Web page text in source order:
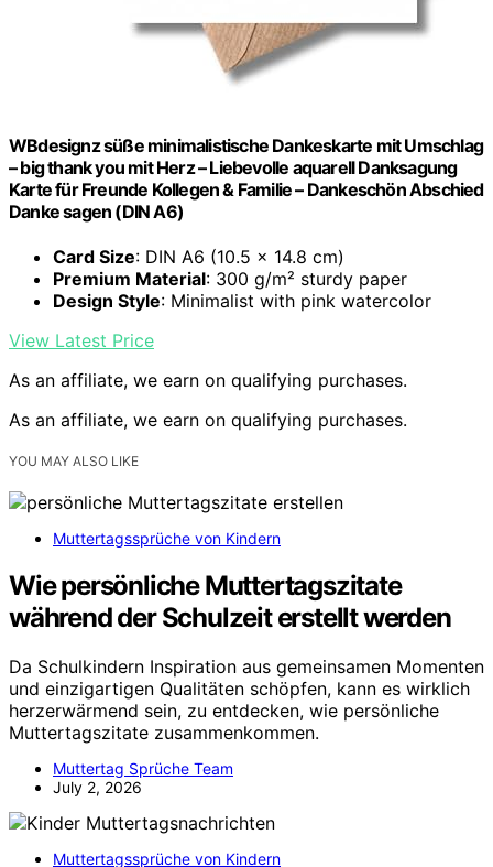
WBdesignz süße minimalistische Dankeskarte mit Umschlag
– big thank you mit Herz – Liebevolle aquarell Danksagung
Karte für Freunde Kollegen & Familie – Dankeschön Abschied
Danke sagen (DIN A6)
Card Size: DIN A6 (10.5 x 14.8 cm)
Premium Material: 300 g/m² sturdy paper
Design Style: Minimalist with pink watercolor
View Latest Price
As an affiliate, we earn on qualifying purchases.
As an affiliate, we earn on qualifying purchases.
YOU MAY ALSO LIKE
Muttertagssprüche von Kindern
Wie persönliche Muttertagszitate
während der Schulzeit erstellt werden
Da Schulkindern Inspiration aus gemeinsamen Momenten
und einzigartigen Qualitäten schöpfen, kann es wirklich
herzerwärmend sein, zu entdecken, wie persönliche
Muttertagszitate zusammenkommen.
Muttertag Sprüche Team
July 2, 2026
Muttertagssprüche von Kindern